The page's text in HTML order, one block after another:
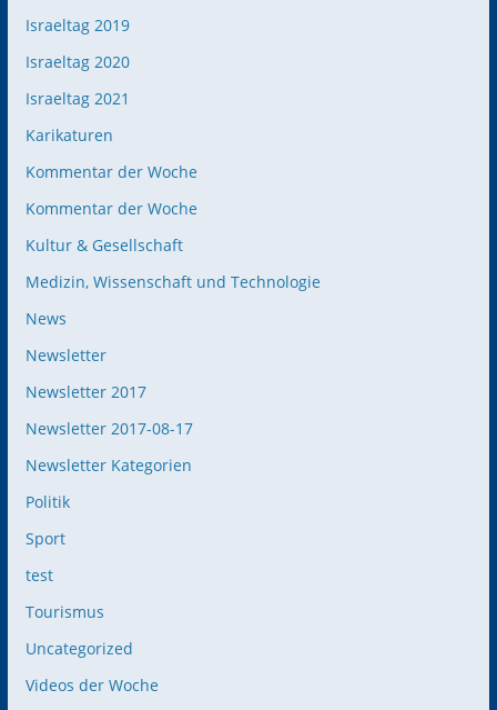
Israeltag 2019
Israeltag 2020
Israeltag 2021
Karikaturen
Kommentar der Woche
Kommentar der Woche
Kultur & Gesellschaft
Medizin, Wissenschaft und Technologie
News
Newsletter
Newsletter 2017
Newsletter 2017-08-17
Newsletter Kategorien
Politik
Sport
test
Tourismus
Uncategorized
Videos der Woche